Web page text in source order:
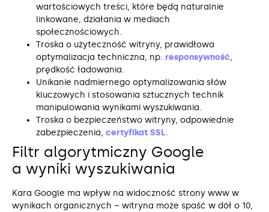
wartościowych treści, które będą naturalnie
linkowane, działania w mediach
społecznościowych.
Troska o użyteczność witryny, prawidłowa
optymalizacja techniczna, np. responsywność,
prędkość ładowania.
Unikanie nadmiernego optymalizowania słów
kluczowych i stosowania sztucznych technik
manipulowania wynikami wyszukiwania.
Troska o bezpieczeństwo witryny, odpowiednie
zabezpieczenia, certyfikat SSL.
Filtr algorytmiczny Google
a wyniki wyszukiwania
Kara Google ma wpływ na widoczność strony www w
wynikach organicznych – witryna może spaść w dół o 10,